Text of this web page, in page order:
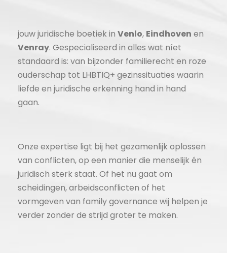
jouw juridische boetiek in Venlo, Eindhoven en
Venray. Gespecialiseerd in alles wat níet
standaard is: van bijzonder familierecht en roze
ouderschap tot LHBTIQ+ gezinssituaties waarin
liefde en juridische erkenning hand in hand
gaan.
Onze expertise ligt bij het gezamenlijk oplossen
van conflicten, op een manier die menselijk én
juridisch sterk staat. Of het nu gaat om
scheidingen, arbeidsconflicten of het
vormgeven van family governance wij helpen je
verder zonder de strijd groter te maken.